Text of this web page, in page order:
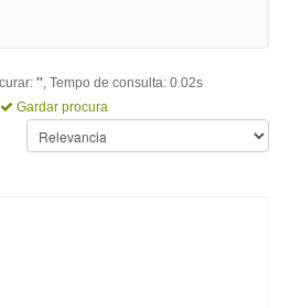
'', Tempo de consulta: 0.02s
Gardar procura